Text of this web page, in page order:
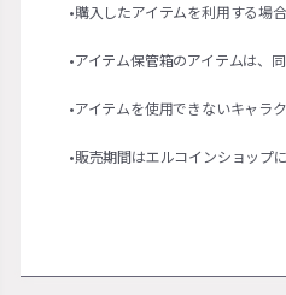
•購入したアイテムを利用する場
•アイテム保管箱のアイテムは、
•アイテムを使用できないキャラ
•販売期間はエルコインショップ